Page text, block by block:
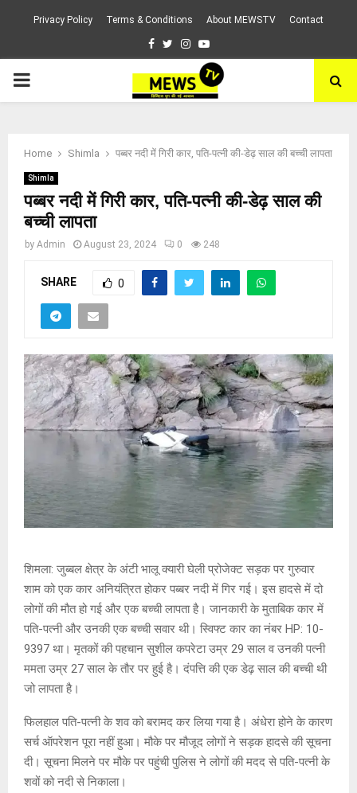
Privacy Policy Terms & Conditions About MEWSTV Contact
Facebook
TwitterInstagram
Youtube
PRIMARY
Home Shimla पब्बर नदी में गिरी कार, पति-पत्नी की-डेढ़ साल की बच्ची लापता
Shimla
पब्बर नदी में गिरी कार, पति-पत्नी की-डेढ़ साल की
बच्ची लापता
by Admin August 23, 2024 0 248
SHARE 0
शिमला: जुब्बल क्षेत्र के अंटी भालू क्यारी घेली प्रोजेक्ट सड़क पर गुरुवार
शाम को एक कार अनियंत्रित होकर पब्बर नदी में गिर गई। इस हादसे में दो
लोगों की मौत हो गई और एक बच्ची लापता है। जानकारी के मुताबिक कार में
पति-पत्नी और उनकी एक बच्ची सवार थी। स्विफ्ट कार का नंबर HP: 10-
9397 था। मृतकों की पहचान सुशील कपरेटा उम्र 29 साल व उनकी पत्नी
ममता उम्र 27 साल के तौर पर हुई है। दंपत्ति की एक डेढ़ साल की बच्ची थी
जो लापता है।
फिलहाल पति-पत्नी के शव को बरामद कर लिया गया है। अंधेरा होने के कारण
सर्च ऑपरेशन पूरा नहीं हुआ। मौके पर मौजूद लोगों ने सड़क हादसे की सूचना
दी। सूचना मिलने पर मौके पर पहुंची पुलिस ने लोगों की मदद से पति-पत्नी के
शवों को नदी से निकाला।